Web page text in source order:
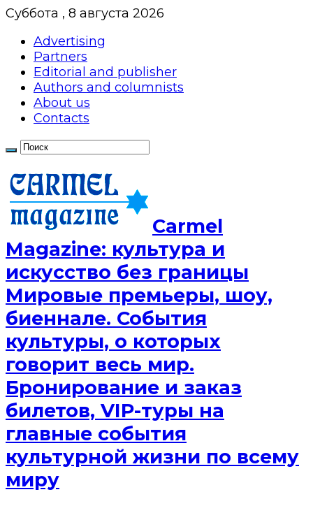
Суббота , 8 августа 2026
Advertising
Partners
Editorial and publisher
Authors and columnists
About us
Contacts
Сarmel
Magazine: культура и
искусство без границы
Мировые премьеры, шоу,
биеннале. События
культуры, о которых
говорит весь мир.
Бронирование и заказ
билетов, VIP-туры на
главные события
культурной жизни по всему
миру